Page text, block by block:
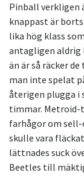
Pinball verkligen
knappast är
lika hög klass
antagligen aldrig
än är så räcker
man inte spelat
återigen plugga i
timmar. Metroid-
farhågor om
skulle vara
lättnades suck
Beetles till